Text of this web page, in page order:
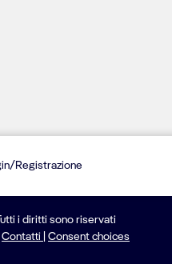
i diritti sono riservati
Contatti Consent choices
Registrazione